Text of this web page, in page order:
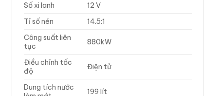
Số xi lanh
12 V
Tỉ số nén
14.5:1
Công suất liên
tục
880kW
Điều chỉnh tốc
độ
Điện tử
Dung tích nước
199 lít